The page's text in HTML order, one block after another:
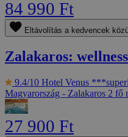
84 990 Ft
Eltávolítás a kedvencek
Zalakaros:
9.4/10 Hotel Venus
Magyarország - Zalakaros 2 fő
27 900 Ft